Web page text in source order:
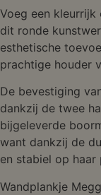
Voeg een
dit ronde
esthetische
prachtige houder
De bevestiging
dankzij de twee
bijgeleverde
want dankzij de
en stabiel op haar
Wandplankje